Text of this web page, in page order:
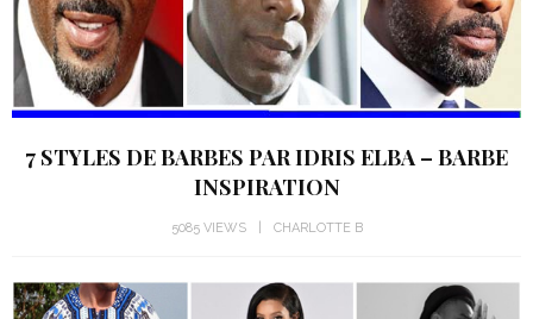
7 STYLES DE BARBES PAR IDRIS ELBA – BARBE
INSPIRATION
5085 VIEWS CHARLOTTE B